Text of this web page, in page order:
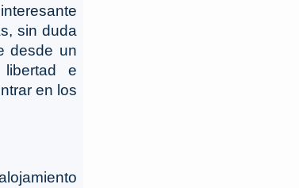
sin duda
desde un
e
en los